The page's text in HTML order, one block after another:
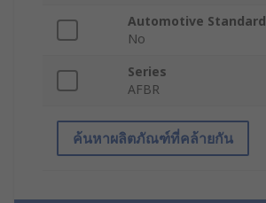
Automotive Standard
No
Series
AFBR
ค้นหาผลิตภัณฑ์ที่คล้ายกัน